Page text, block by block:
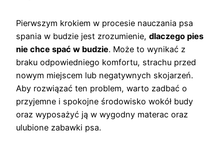
Pierwszym krokiem w procesie nauczania psa
spania w budzie jest zrozumienie, dlaczego pies
nie chce spać w budzie. Może to wynikać z
braku odpowiedniego komfortu, strachu przed
nowym miejscem lub negatywnych skojarzeń.
Aby rozwiązać ten problem, warto zadbać o
przyjemne i spokojne środowisko wokół budy
oraz wyposażyć ją w wygodny materac oraz
ulubione zabawki psa.